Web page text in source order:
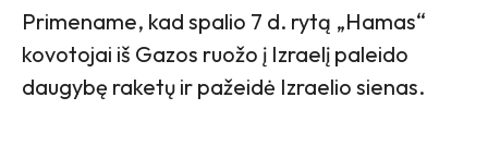
Primename, kad spalio 7 d. rytą „Hamas“
kovotojai iš Gazos ruožo į Izraelį paleido
daugybę raketų ir pažeidė Izraelio sienas.